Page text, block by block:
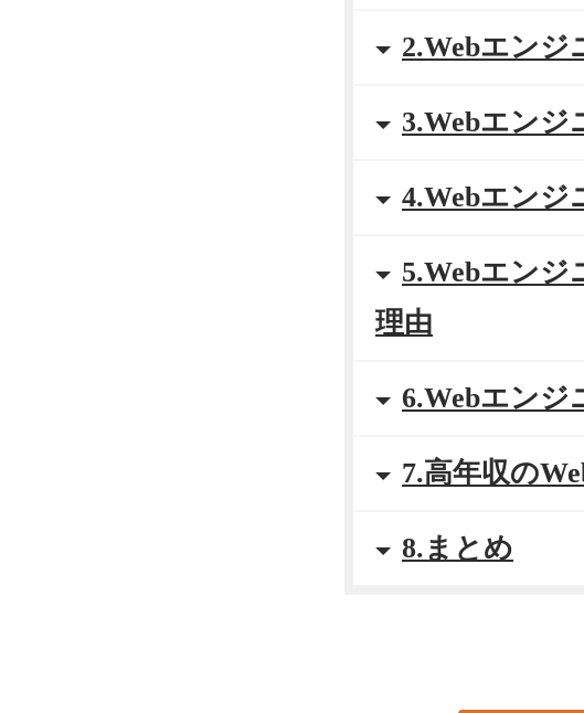
2.Webエンジ
3.Webエンジ
4.Webエンジ
5.Webエンジ
理由
6.Webエンジ
7.高年収の
8.まとめ